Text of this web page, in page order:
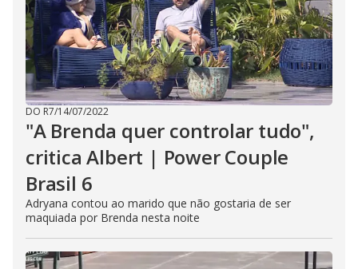
DO R7/14/07/2022
"A Brenda quer controlar tudo",
critica Albert | Power Couple
Brasil 6
Adryana contou ao marido que não gostaria de ser
maquiada por Brenda nesta noite